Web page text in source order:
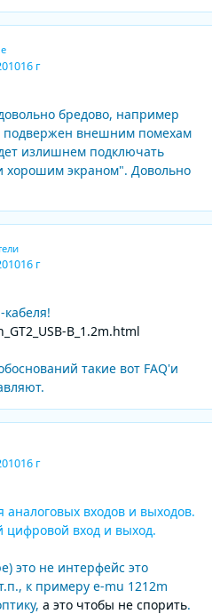
16 г
бредово, например
подвержен внешним помехам
излишнем подключать
экраном". Довольно
16 г
B_1.2m.html
такие вот FAQ'и
16 г
аналоговых входов и выходов.
цифровой вход и выход.
это не интерфейс это
к примеру e-mu 1212m
а это чтобы не спорить.